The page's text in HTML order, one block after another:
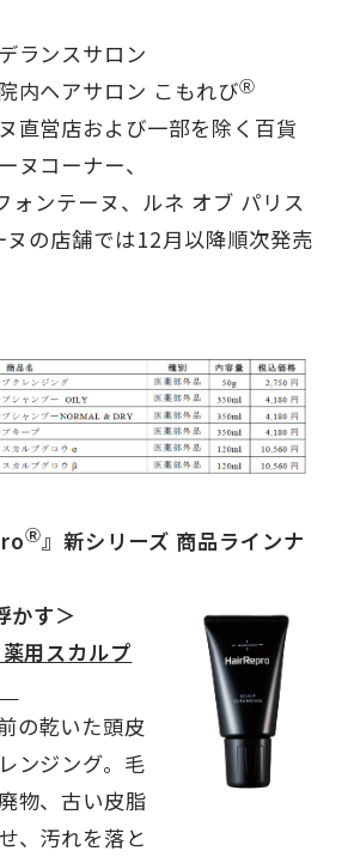
スサロン
サロン こもれびⓇ
直営店および一部を除く百貨
ヌコーナー、
ォンテーヌ、ルネ オブ パリス
の店舗では12月以降順次発売
Ⓡ』新シリーズ 商品ラインナ
かす＞
用スカルプ
の乾いた頭皮
ンジング。毛
物、古い皮脂
、汚れを落と